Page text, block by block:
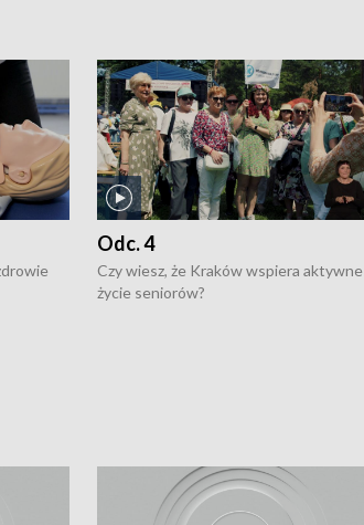
Odc. 4
Czy wiesz, że Kraków wspiera aktywne
życie seniorów?